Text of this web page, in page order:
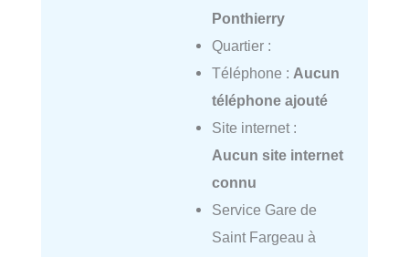
Ponthierry
Quartier :
Téléphone : Aucun
téléphone ajouté
Site internet :
Aucun site internet
connu
Service Gare de
Saint Fargeau à